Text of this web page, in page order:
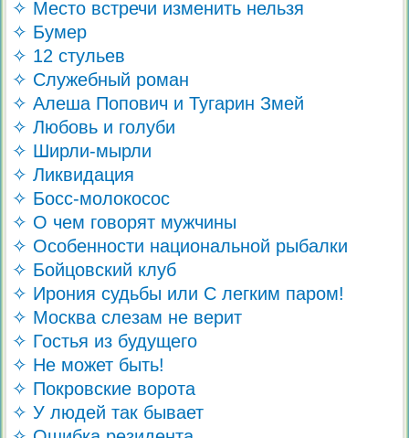
✧ Место встречи изменить нельзя
✧ Бумер
✧ 12 стульев
✧ Служебный роман
✧ Алеша Попович и Тугарин Змей
✧ Любовь и голуби
✧ Ширли-мырли
✧ Ликвидация
✧ Босс-молокосос
✧ О чем говорят мужчины
✧ Особенности национальной рыбалки
✧ Бойцовский клуб
✧ Ирония судьбы или С легким паром!
✧ Москва слезам не верит
✧ Гостья из будущего
✧ Не может быть!
✧ Покровские ворота
✧ У людей так бывает